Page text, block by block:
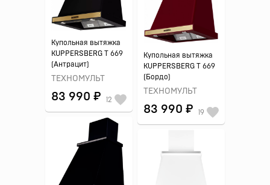
Купольная вытяжка
KUPPERSBERG T 669
(Антрацит)
ТЕХНОМУЛЬТ
83 990 ₽ 12
Купольная вытяжка
KUPPERSBERG T 669
(Бордо)
ТЕХНОМУЛЬТ
83 990 ₽ 19